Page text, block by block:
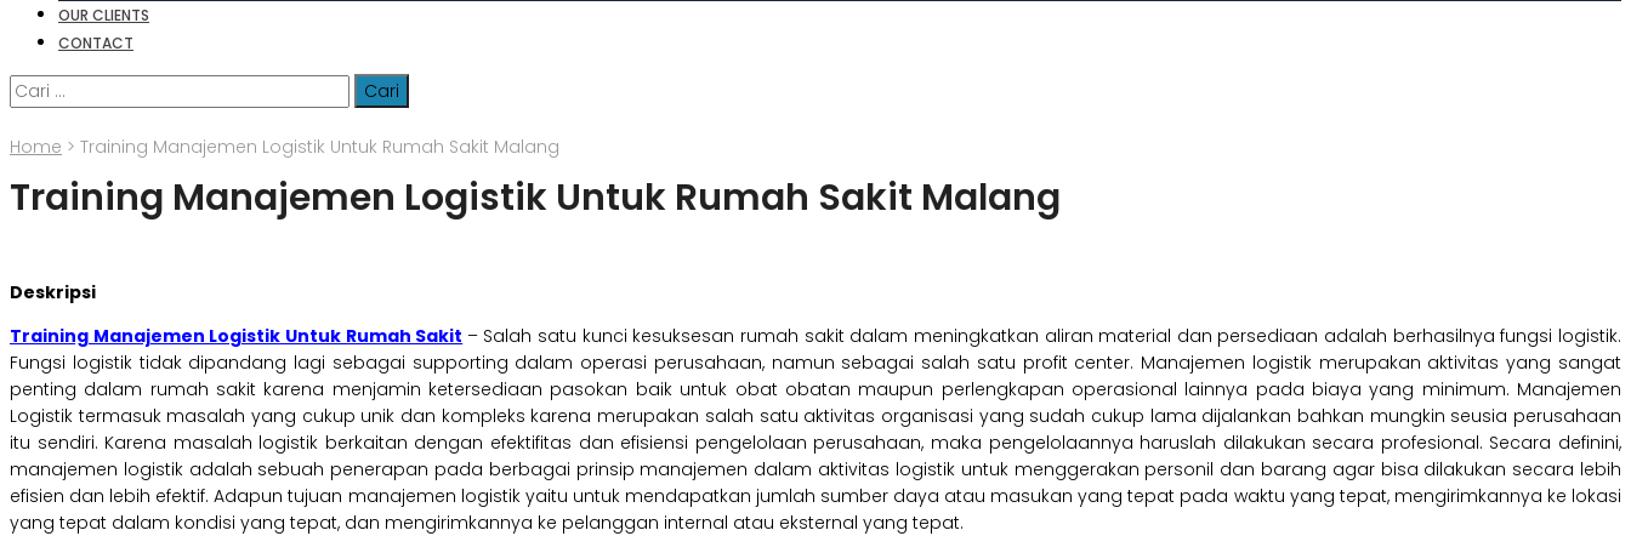
OUR CLIENTS
CONTACT
Cari
untuk:
Home > Training Manajemen Logistik Untuk Rumah Sakit Malang
Training Manajemen Logistik Untuk Rumah Sakit Malang
Deskripsi
Training Manajemen Logistik Untuk Rumah Sakit – Salah satu kunci kesuksesan rumah sakit dalam meningkatkan aliran material dan persediaan adalah berhasilnya fungsi logistik.
Fungsi logistik tidak dipandang lagi sebagai supporting dalam operasi perusahaan, namun sebagai salah satu profit center. Manajemen logistik merupakan aktivitas yang sangat
penting dalam rumah sakit karena menjamin ketersediaan pasokan baik untuk obat obatan maupun perlengkapan operasional lainnya pada biaya yang minimum. Manajemen
Logistik termasuk masalah yang cukup unik dan kompleks karena merupakan salah satu aktivitas organisasi yang sudah cukup lama dijalankan bahkan mungkin seusia perusahaan
itu sendiri. Karena masalah logistik berkaitan dengan efektifitas dan efisiensi pengelolaan perusahaan, maka pengelolaannya haruslah dilakukan secara profesional. Secara definini,
manajemen logistik adalah sebuah penerapan pada berbagai prinsip manajemen dalam aktivitas logistik untuk menggerakan personil dan barang agar bisa dilakukan secara lebih
efisien dan lebih efektif. Adapun tujuan manajemen logistik yaitu untuk mendapatkan jumlah sumber daya atau masukan yang tepat pada waktu yang tepat, mengirimkannya ke lokasi
yang tepat dalam kondisi yang tepat, dan mengirimkannya ke pelanggan internal atau eksternal yang tepat.